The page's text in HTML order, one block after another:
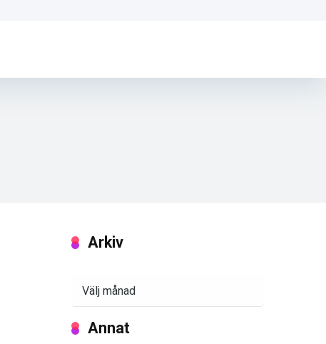
Arkiv
Annat